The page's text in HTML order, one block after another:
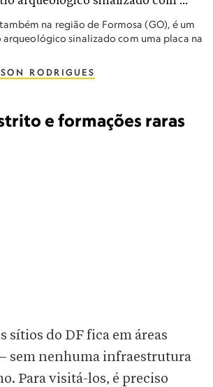
na região de Formosa (GO), é um
arqueológico sinalizado com uma placa na
RODRIGUES
e formações raras
sítios do DF fica em áreas
sem nenhuma infraestrutura
Para visitá-los, é preciso